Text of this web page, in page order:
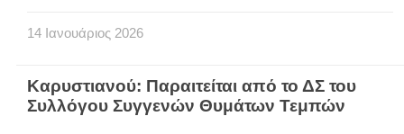
14 Ιανουάριος 2026
Καρυστιανού: Παραιτείται από το ΔΣ του
Συλλόγου Συγγενών Θυμάτων Τεμπών